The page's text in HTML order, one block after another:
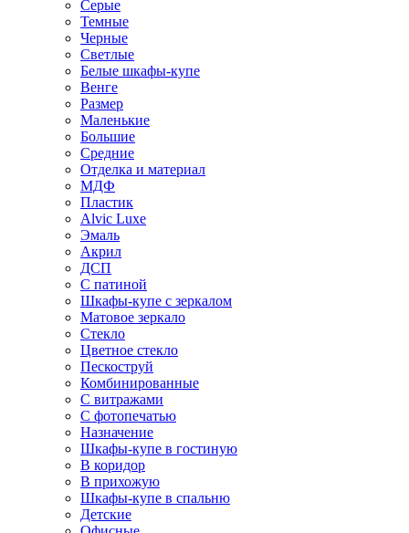
Серые
Темные
Черные
Светлые
Белые шкафы-купе
Венге
Размер
Маленькие
Большие
Средние
Отделка и материал
МДФ
Пластик
Alvic Luxe
Эмаль
Акрил
ДСП
С патиной
Шкафы-купе с зеркалом
Матовое зеркало
Стекло
Цветное стекло
Пескоструй
Комбинированные
С витражами
С фотопечатью
Назначение
Шкафы-купе в гостиную
В коридор
В прихожую
Шкафы-купе в спальню
Детские